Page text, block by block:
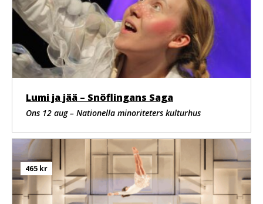
Dockregi, design och skapande
Adrian Kohler, Handspring Puppet Company
Musik
Kyle Shepherd
Scenbearbetning
Lara Foot
I samarbete med
Scenografi
Patrick Curtis
Felicitas Zürcher
Kostym
Phyllis Midlane
Ljus
Joshua Cutts
Ljuddesign
Lumi ja jää – Snöflingans Saga
Ons 12 aug – Nationella minoriteters kulturhus
465 kr